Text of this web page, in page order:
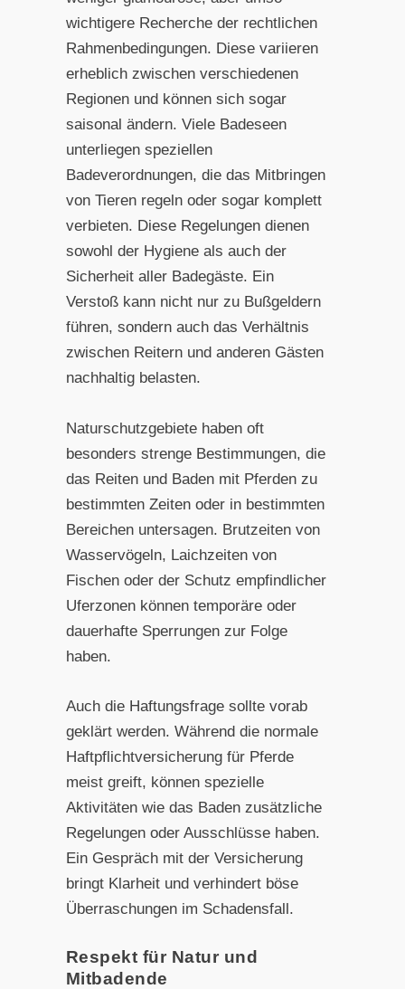
wichtigere Recherche der rechtlichen
Rahmenbedingungen. Diese variieren
erheblich zwischen verschiedenen
Regionen und können sich sogar
saisonal ändern. Viele Badeseen
unterliegen speziellen
Badeverordnungen, die das Mitbringen
von Tieren regeln oder sogar komplett
verbieten. Diese Regelungen dienen
sowohl der Hygiene als auch der
Sicherheit aller Badegäste. Ein
Verstoß kann nicht nur zu Bußgeldern
führen, sondern auch das Verhältnis
zwischen Reitern und anderen Gästen
nachhaltig belasten.
Naturschutzgebiete haben oft
besonders strenge Bestimmungen, die
das Reiten und Baden mit Pferden zu
bestimmten Zeiten oder in bestimmten
Bereichen untersagen. Brutzeiten von
Wasservögeln, Laichzeiten von
Fischen oder der Schutz empfindlicher
Uferzonen können temporäre oder
dauerhafte Sperrungen zur Folge
haben.
Auch die Haftungsfrage sollte vorab
geklärt werden. Während die normale
Haftpflichtversicherung für Pferde
meist greift, können spezielle
Aktivitäten wie das Baden zusätzliche
Regelungen oder Ausschlüsse haben.
Ein Gespräch mit der Versicherung
bringt Klarheit und verhindert böse
Überraschungen im Schadensfall.
Respekt für Natur und
Mitbadende